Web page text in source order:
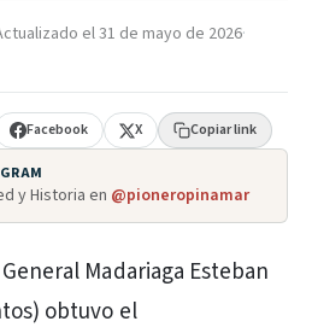
el31 de mayo de 2026·
Facebook X Copiar link
y Historia en @pioneropinamar
Madariaga Esteban
obtuvo el